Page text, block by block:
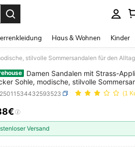
Haus & Wohnen Kinder
stilvolle Sommersandalen für den Alltag
Damen Sandalen mit Strass-
Sohle, modische, stilvolle
Alltag
(1
AND
Versand